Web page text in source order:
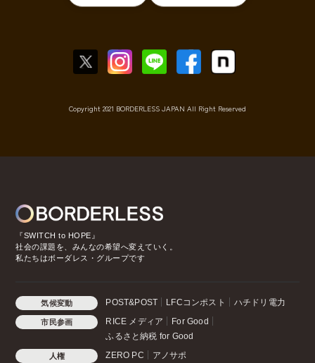
Copyright 2021 BORDERLESS JAPAN All Right Reserved
『SWITCH to HOPE』
社会の課題を、みんなの希望へ変えていく。
私たちはボーダレス・グループです
気候変動 POST&POST LFCコンポスト ハチドリ電力
市民参画 RICE メディア
For Good
ふるさと納税 for Good
人権 ZERO PC アノサポ